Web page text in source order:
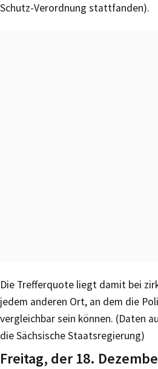
Schutz-Verordnung stattfanden).
Die Trefferquote liegt damit bei
jedem anderen Ort, an dem die
vergleichbar sein können. (Daten
die Sächsische Staatsregierung)
Freitag, der 18.